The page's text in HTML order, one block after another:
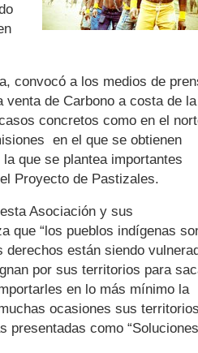
convocó a los medios de
de Carbono a costa de la
concretos como en el
en el que se obtienen
que se plantea importantes
Proyecto de Pastizales.
Asociación y sus
que “los pueblos indígenas
están siendo
por sus territorios para
en lo más mínimo la
ocasiones sus territorios
presentadas como “Soluciones